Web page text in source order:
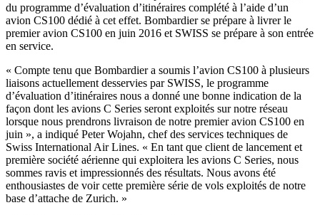
du programme d’évaluation d’itinéraires complété à l’aide d’un
avion CS100 dédié à cet effet. Bombardier se prépare à livrer le
premier avion CS100 en juin 2016 et SWISS se prépare à son entrée
en service.
« Compte tenu que Bombardier a soumis l’avion CS100 à plusieurs
liaisons actuellement desservies par SWISS, le programme
d’évaluation d’itinéraires nous a donné une bonne indication de la
façon dont les avions C Series seront exploités sur notre réseau
lorsque nous prendrons livraison de notre premier avion CS100 en
juin », a indiqué Peter Wojahn, chef des services techniques de
Swiss International Air Lines. « En tant que client de lancement et
première société aérienne qui exploitera les avions C Series, nous
sommes ravis et impressionnés des résultats. Nous avons été
enthousiastes de voir cette première série de vols exploités de notre
base d’attache de Zurich. »